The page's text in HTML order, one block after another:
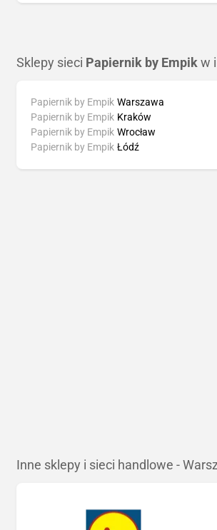
Sklepy sieci Papiernik by Empik w
Papiernik by Empik Warszawa
Papiernik by Empik Kraków
Papiernik by Empik Wrocław
Papiernik by Empik Łódź
Inne sklepy i sieci handlowe -